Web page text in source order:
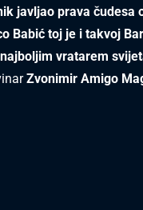
javljao prava čudesa
Babić toj je i takvoj
vratarem
Zvonimir Amigo